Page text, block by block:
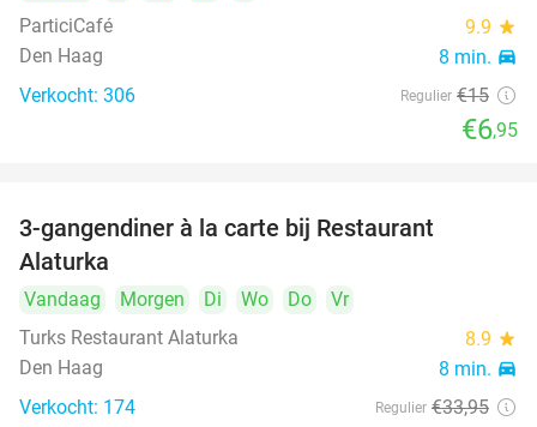
ParticiCafé
9.9 star
Den Haag 8 min. directions_car
Verkocht: 306 Regulier €15
€6,95
3-gangendiner à la carte bij Restaurant
Alaturka
Vandaag Morgen Di Wo Do
Vr
Turks Restaurant Alaturka
8.9 star
Den Haag 8 min. directions_car
Verkocht: 174 Regulier €33,95